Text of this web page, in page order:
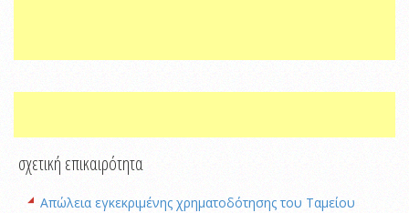
σχετική επικαιρότητα
Απώλεια εγκεκριμένης χρηματοδότησης του Ταμείου